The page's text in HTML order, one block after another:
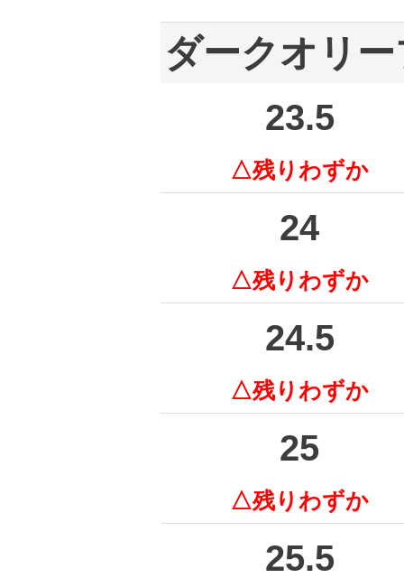
ダークオリ
23.5
△残りわずか
24
△残りわずか
24.5
△残りわずか
25
△残りわずか
25.5